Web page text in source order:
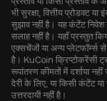
भी सुरक्षा, वित्तीय प्रोडक्ट
सुझाव नहीं है। यह कंटेंट निवेश
सलाह नहीं है। यहाँ प्रस्तुत
एक्सचेंजों या अन्य प्लेटफॉर्म्स
है। KuCoin क्रिप्टोकरेंसी
रूपांतरण कीमतों में दर्शाया
देरी के लिए, या किसी कंटेंट
उत्तरदायी नहीं है।